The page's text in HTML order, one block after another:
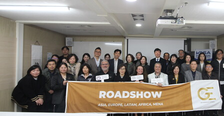
학교회원
기업회원
학교인증제
KOSA AWARD
유학프로그램
유학신문고
커뮤니티
NEWS/NOTICE
Q&A
언론보도
메뉴 백그라운드